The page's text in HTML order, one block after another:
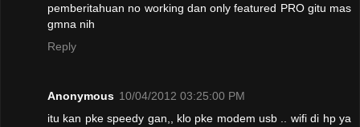
pemberitahuan no working dan only featured PRO gitu mas
gmna nih
Reply
Anonymous 10/04/2012 03:25:00 PM
itu kan pke speedy gan,, klo pke modem usb .. wifi di hp ya